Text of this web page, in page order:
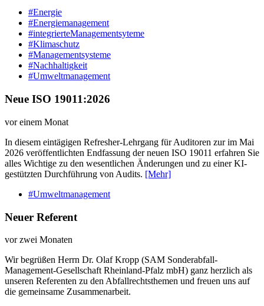
#Energie
#Energiemanagement
#integrierteManagementsyteme
#Klimaschutz
#Managementsysteme
#Nachhaltigkeit
#Umweltmanagement
Neue ISO 19011:2026
vor einem Monat
In diesem eintägigen Refresher-Lehrgang für Auditoren zur im Mai
2026 veröffentlichten Endfassung der neuen ISO 19011 erfahren Sie
alles Wichtige zu den wesentlichen Änderungen und zu einer KI-
gestützten Durchführung von Audits. [Mehr]
#Umweltmanagement
Neuer Referent
vor zwei Monaten
Wir begrüßen Herrn Dr. Olaf Kropp (SAM Sonderabfall-
Management-Gesellschaft Rheinland-Pfalz mbH) ganz herzlich als
unseren Referenten zu den Abfallrechtsthemen und freuen uns auf
die gemeinsame Zusammenarbeit.